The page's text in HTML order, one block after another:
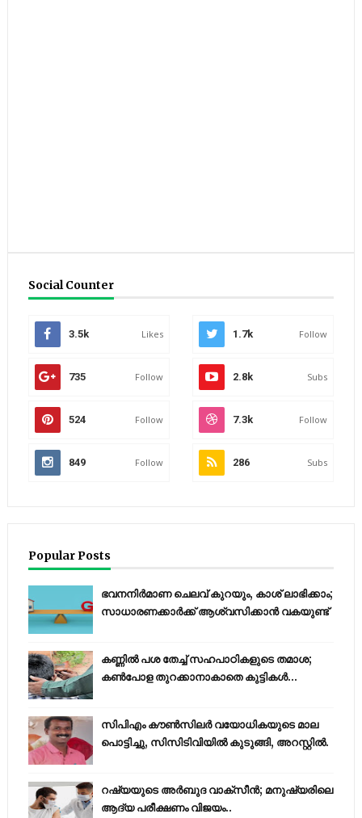
Social Counter
3.5k Likes 1.7k Follow
735 Follow 2.8k Subs
524 Follow 7.3k Follow
849 Follow 286 Subs
Popular Posts
ഭവനനിർമാണ ചെലവ് കുറയും, കാശ് ലാഭിക്കാം;
സാധാരണക്കാർക്ക് ആശ്വസിക്കാൻ വകയുണ്ട്
കണ്ണിൽ പശ തേച്ച് സഹപാഠികളുടെ തമാശ;
കൺപോള തുറക്കാനാകാതെ കുട്ടികൾ...
സിപിഎം കൗണ്‍സിലര്‍ വയോധികയുടെ മാല
പൊട്ടിച്ചു, സിസിടിവിയില്‍ കുടുങ്ങി, അറസ്റ്റില്‍.
റഷ്യയുടെ അര്‍ബുദ വാക്‌സീന്‍; മനുഷ്യരിലെ
ആദ്യ പരീക്ഷണം വിജയം..